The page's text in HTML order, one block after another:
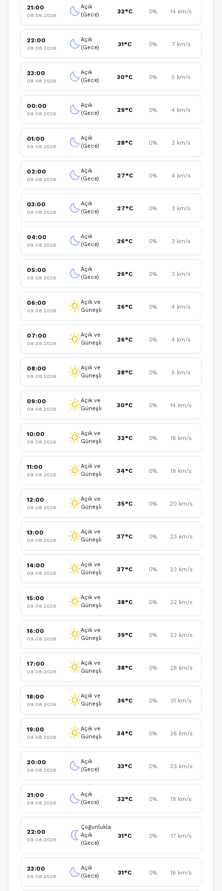
21:00
08.08.2026 clear_nightAçık
(Gece)
32°C 0% 14 km/s
22:00
08.08.2026 clear_nightAçık
(Gece)
31°C 0% 7 km/s
23:00
08.08.2026 clear_nightAçık
(Gece)
30°C 0% 5 km/s
00:00
09.08.2026 clear_nightAçık
(Gece)
29°C 0% 4 km/s
01:00
09.08.2026 clear_nightAçık
(Gece)
28°C 0% 3 km/s
02:00
09.08.2026 clear_nightAçık
(Gece)
27°C 0% 4 km/s
03:00
09.08.2026 clear_nightAçık
(Gece)
27°C 0% 3 km/s
04:00
09.08.2026 clear_nightAçık
(Gece)
26°C 0% 3 km/s
05:00
09.08.2026 clear_nightAçık
(Gece)
26°C 0% 3 km/s
06:00
09.08.2026 wb_sunnyAçık ve
Güneşli
26°C 0% 4 km/s
07:00
09.08.2026 wb_sunnyAçık ve
Güneşli
26°C 0% 4 km/s
08:00
09.08.2026 wb_sunnyAçık ve
Güneşli
28°C 0% 5 km/s
09:00
09.08.2026 wb_sunnyAçık ve
Güneşli
30°C 0% 14 km/s
10:00
09.08.2026 wb_sunnyAçık ve
Güneşli
32°C 0% 18 km/s
11:00
09.08.2026 wb_sunnyAçık ve
Güneşli
34°C 0% 19 km/s
12:00
09.08.2026 wb_sunnyAçık ve
Güneşli
35°C 0% 20 km/s
13:00
09.08.2026 wb_sunnyAçık ve
Güneşli
37°C 0% 23 km/s
14:00
09.08.2026 wb_sunnyAçık ve
Güneşli
37°C 0% 23 km/s
15:00
09.08.2026 wb_sunnyAçık ve
Güneşli
38°C 0% 22 km/s
16:00
09.08.2026 wb_sunnyAçık ve
Güneşli
39°C 0% 23 km/s
17:00
09.08.2026 wb_sunnyAçık ve
Güneşli
38°C 0% 28 km/s
18:00
09.08.2026 wb_sunnyAçık ve
Güneşli
36°C 0% 31 km/s
19:00
09.08.2026 wb_sunnyAçık ve
Güneşli
34°C 0% 26 km/s
20:00
09.08.2026 clear_nightAçık
(Gece)
33°C 0% 23 km/s
21:00
09.08.2026 clear_nightAçık
(Gece)
32°C 0% 19 km/s
22:00
09.08.2026 nightlight
Çoğunlukla
Açık
(Gece)
31°C 0% 17 km/s
23:00
09.08.2026 clear_nightAçık
(Gece)
31°C 0% 16 km/s